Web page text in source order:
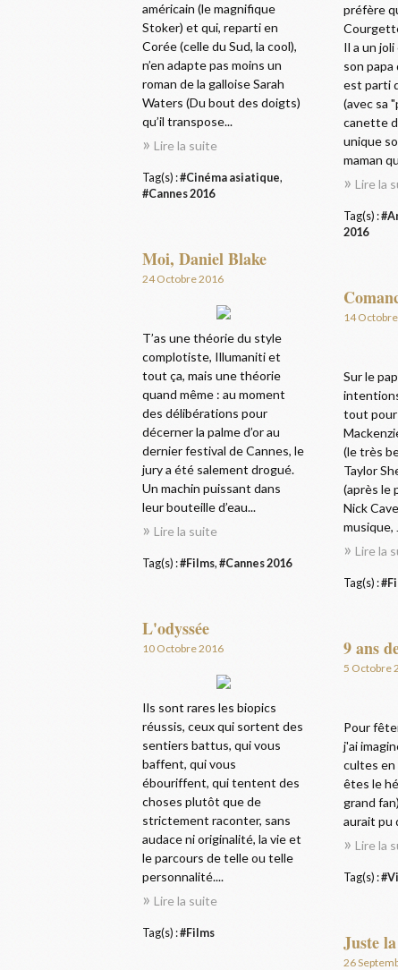
américain (le magnifique
Stoker) et qui, reparti en
Corée (celle du Sud, la cool),
n’en adapte pas moins un
roman de la galloise Sarah
Waters (Du bout des doigts)
qu’il transpose...
Lire la suite
Tag(s) :#Cinéma asiatique,
#Cannes 2016
préfère
Il a un
son
est parti
(avec sa
canette
unique
maman
Lire la
Tag(s) :
2016
Moi, Daniel Blake
24 Octobre 2016
T’as une théorie du style
complotiste, Illumaniti et
tout ça, mais une théorie
quand même : au moment
des délibérations pour
décerner la palme d’or au
dernier festival de Cannes, le
jury a été salement drogué.
Un machin puissant dans
leur bouteille d’eau...
Lire la suite
Tag(s) :#Films, #Cannes 2016
14
Sur le
tout pour
(le très
Taylor
(après le
Nick
musique,
Lire la
Tag(s) :
L'odyssée
10 Octobre 2016
Ils sont rares les biopics
réussis, ceux qui sortent des
sentiers battus, qui vous
baffent, qui vous
ébouriffent, qui tentent des
choses plutôt que de
strictement raconter, sans
audace ni originalité, la vie et
le parcours de telle ou telle
personnalité....
Lire la suite
Tag(s) :#Films
9 ans
5 Octobre
Pour
j'ai
cultes en
êtes le
grand
aurait pu
Lire la
Tag(s) :
Juste
26